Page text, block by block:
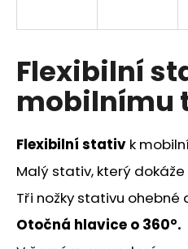
Flexibilní
mobilnímu
Flexibilní stativ k
Malý stativ, který dokáže
Tři nožky stativu ohebné
Otočná hlavice o 360°.
í
t
?